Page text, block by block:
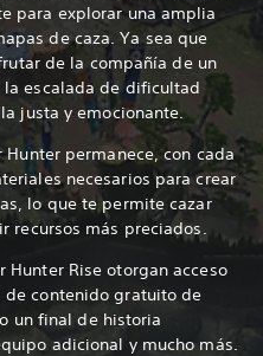
para explorar una amplia
de caza. Ya sea que
de la compañía de un
la escalada de dificultad
justa y emocionante.
permanece, con cada
necesarios para crear
lo que te permite cazar
recursos más preciados.
Hunter Rise otorgan acceso
contenido gratuito de
un final de historia
adicional y mucho más.